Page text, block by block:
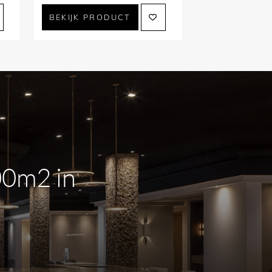
BEKIJK PRODUCT
in